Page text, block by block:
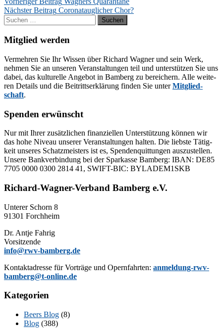
Beitragsnavigation
Nächster Beitrag Coronatauglicher Chor?
Suchen
nach:
Mitglied werden
Ver­meh­ren Sie Ihr Wis­sen über Ri­chard Wag­ner und sein Werk,
neh­men Sie an un­se­ren Ver­an­stal­tun­gen teil und un­ter­stüt­zen Sie uns
da­bei, das kul­tu­rel­le An­ge­bot in Bam­berg zu be­rei­chern. Alle wei­te­
ren De­tails und die Bei­tritts­er­klä­rung fin­den Sie un­terMit­glied­
schaft.
Spenden erwünscht
Nur mit Ih­rer zu­sätz­li­chen fi­nan­zi­el­len Un­ter­stüt­zung kön­nen wir
das hohe Ni­veau un­se­rer Ver­an­stal­tun­gen hal­ten. Die liebs­te Tä­tig­
keit un­se­res Schatz­meis­ters ist es, Spen­den­quit­tun­gen aus­zu­stel­len.
Un­se­re Bank­ver­bin­dung bei der Spar­kas­se Bam­berg: IBAN: DE85
7705 0000 0300 2814 41, SWIFT-BIC: BYLADEM1SKB
Richard-Wagner-Verband Bamberg e.V.
Un­te­rer Schorn 8
91301 Forchheim
Dr. Ant­je Fahrig
Vorsitzende
info@rwv-bamberg.de
Kon­takt­adres­se für Vor­trä­ge und Opern­fahr­ten: anmeldung-rwv-
bamberg@t-online.de
Kategorien
Beers Blog (8)
Blog (388)